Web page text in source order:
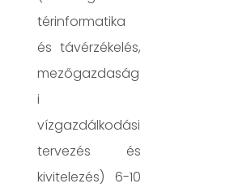
térinformatika
és távérzékelés,
mezőgazdaság
i
vízgazdálkodási
tervezés és
kivitelezés) 6-10